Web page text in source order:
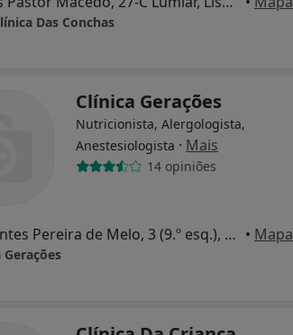
Das Conchas
Clínica Gerações
Nutricionista, Alergologista,
Anestesiologista · Mais
14 opiniões
Av. Fontes Pereira de Melo, 3 (9.º esq.), Lisboa • Mapa
Gerações